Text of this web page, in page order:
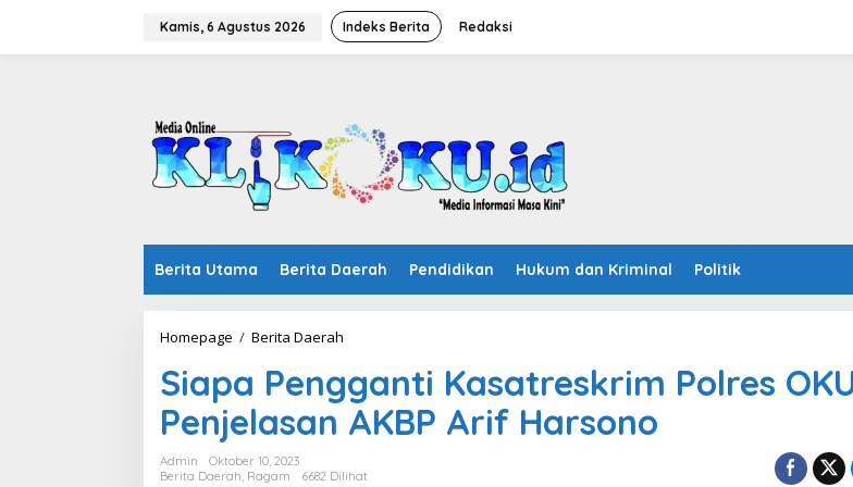
Kamis, 6 Agustus 2026 Indeks Berita Redaksi
Berita Utama Berita Daerah Pendidikan Hukum dan Kriminal Politik
Homepage / Berita Daerah
Kasatreskrim
Polres
OKU,
Ini
AKBP
Siapa Pengganti Kasatreskrim Polres
Penjelasan AKBP Arif Harsono
Admin
Oktober 10, 2023
Berita Daerah, Ragam 6682 Dilihat